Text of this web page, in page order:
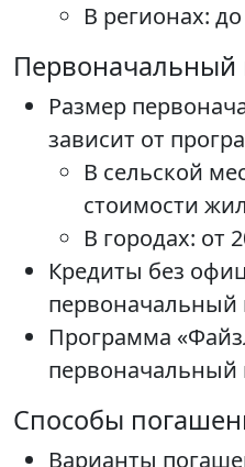
В регионах:
Первоначальный
Размер
зависит от
В сельской
стоимости
В городах: от
Кредиты без
первоначальный
Программа
первоначальный
Способы
Варианты